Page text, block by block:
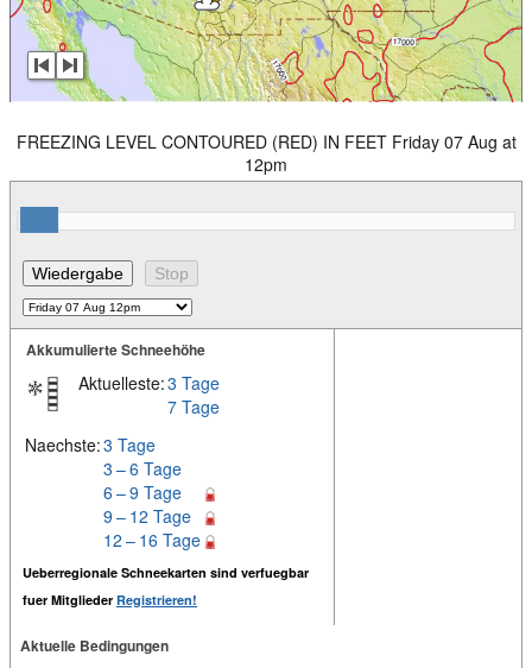
FREEZING LEVEL CONTOURED (RED) IN FEET Friday 07 Aug at
12pm
Akkumulierte Schneehöhe
Aktuelleste:3 Tage
7 Tage
Naechste:3 Tage
3 – 6 Tage
6 – 9 Tage
9 – 12 Tage
12 – 16 Tage
Ueberregionale Schneekarten sind verfuegbar
fuer Mitglieder Registrieren!
Aktuelle Bedingungen